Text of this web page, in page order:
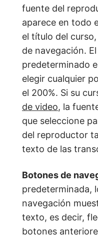
fuente del
aparece en todo
el título del
de navegación.
predeterminado
elegir cualquier
el 200%. Si su
de video, la
que seleccione
del reproductor
texto de las
Botones de
predeterminada,
navegación
texto, es decir,
botones